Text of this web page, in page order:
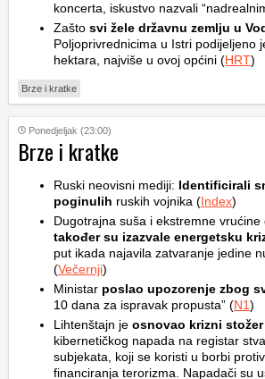
koncerta, iskustvo nazvali
Zašto svi žele državnu zemlju u
Poljoprivrednicima u Istri podijeljeno
hektara, najviše u ovoj općini (HRT)
Brze i kratke
Ponedjeljak (23:00)
Brze i kratke
Ruski neovisni mediji: Identificirali
poginulih ruskih vojnika (Index)
Dugotrajna suša i ekstremne vrućine
također su izazvale energetsku
put ikada najavila zatvaranje jedine
(Večernji)
Ministar poslao upozorenje zbog
10 dana za ispravak propusta” (N1)
Lihtenštajn je osnovao krizni stožer
kibernetičkog napada na registar
subjekata, koji se koristi u borbi
financiranja terorizma. Napadači su